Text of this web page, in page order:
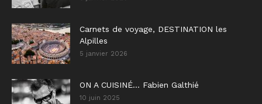
Carnets de voyage, DESTINATION les
Alpilles
5 janvier 2026
ON A CUISINÉ… Fabien Galthié
10 juin 2025